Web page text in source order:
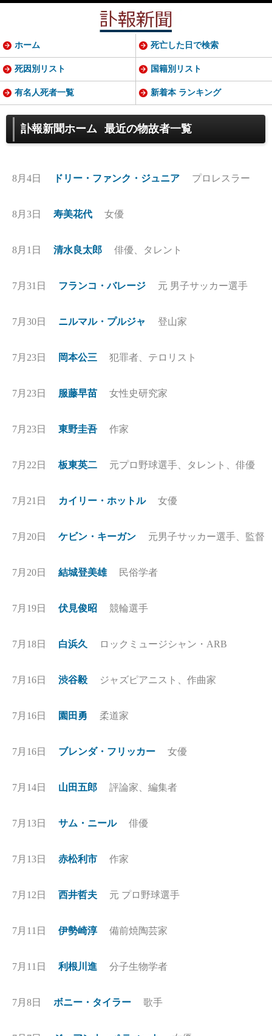
訃報新聞ホーム 最近の物故者一覧
8月4日 ドリー・ファンク・ジュニア プロレスラー
8月3日 寿美花代 女優
8月1日 清水良太郎 俳優、タレント
7月31日 フランコ・バレージ 元 男子サッカー選手
7月30日 ニルマル・プルジャ 登山家
7月23日 岡本公三 犯罪者、テロリスト
7月23日 服藤早苗 女性史研究家
7月23日 東野圭吾 作家
7月22日 板東英二 元プロ野球選手、タレント、俳優
7月21日 カイリー・ホットル 女優
7月20日 ケビン・キーガン 元男子サッカー選手、監督
7月20日 結城登美雄 民俗学者
7月19日 伏見俊昭 競輪選手
7月18日 白浜久 ロックミュージシャン・ARB
7月16日 渋谷毅 ジャズピアニスト、作曲家
7月16日 園田勇 柔道家
7月16日 ブレンダ・フリッカー 女優
7月14日 山田五郎 評論家、編集者
7月13日 サム・ニール 俳優
7月13日 赤松利市 作家
7月12日 西井哲夫 元 プロ野球選手
7月11日 伊勢崎淳 備前焼陶芸家
7月11日 利根川進 分子生物学者
7月8日 ボニー・タイラー 歌手
ホーム 死亡した日で検索
死因別リスト 国籍別リスト
有名人死者一覧 新着本 ランキング